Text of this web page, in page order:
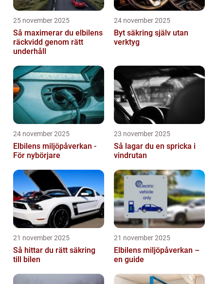
25 november 2025
Så maximerar du elbilens
räckvidd genom rätt
underhåll
24 november 2025
Byt säkring själv utan
verktyg
24 november 2025
Elbilens miljöpåverkan -
För nybörjare
23 november 2025
Så lagar du en spricka i
vindrutan
21 november 2025
Så hittar du rätt säkring
till bilen
21 november 2025
Elbilens miljöpåverkan –
en guide